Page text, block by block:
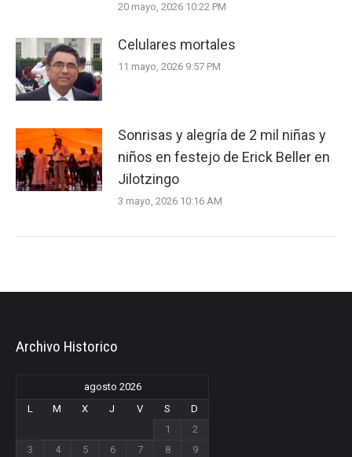
20 mayo, 2026 10:22 PM
Celulares mortales
11 mayo, 2026 9:57 PM
Sonrisas y alegría de 2 mil niñas y
niños en festejo de Erick Beller en
Jilotzingo
3 mayo, 2026 10:16 AM
Archivo Historico
agosto 2026
L
M X J V S
D
1
2
3
4 5 6 7 8
9